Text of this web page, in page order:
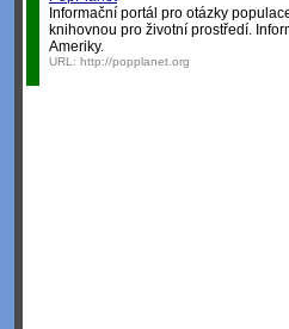
Informační portál pro otázky
knihovnou pro životní prostředí.
Ameriky.
URL: http://popplanet.org